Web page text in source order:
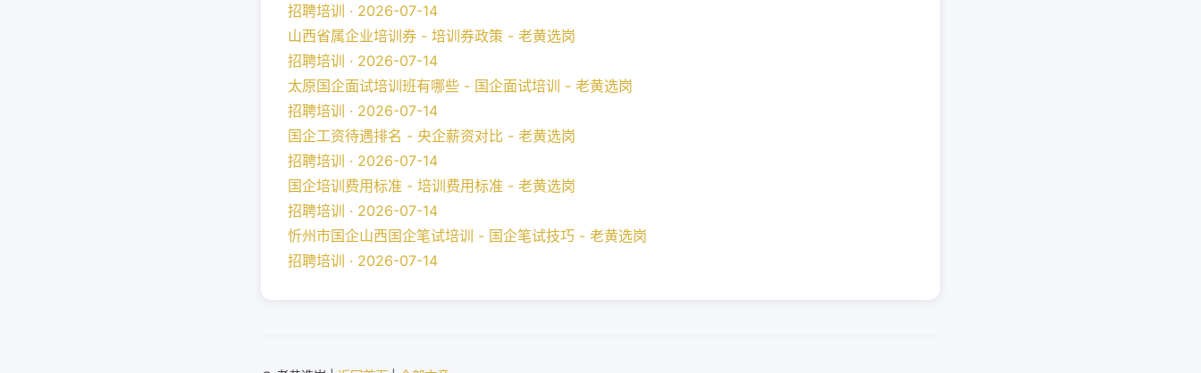
招聘培训 · 2026-07-14
山西省属企业培训券 - 培训券政策 - 老黄选岗
招聘培训 · 2026-07-14
太原国企面试培训班有哪些 - 国企面试培训 - 老黄选岗
招聘培训 · 2026-07-14
国企工资待遇排名 - 央企薪资对比 - 老黄选岗
招聘培训 · 2026-07-14
国企培训费用标准 - 培训费用标准 - 老黄选岗
招聘培训 · 2026-07-14
忻州市国企山西国企笔试培训 - 国企笔试技巧 - 老黄选岗
招聘培训 · 2026-07-14